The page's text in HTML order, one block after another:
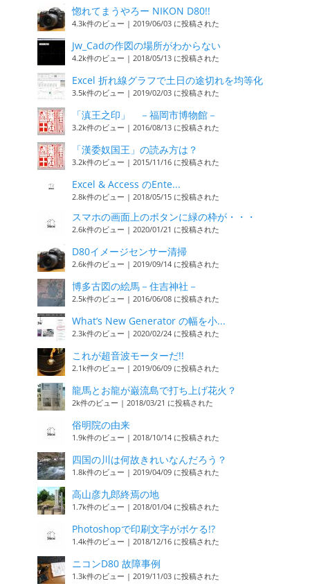
惚れてまうやろー NIKON D80!!
4.3k件のビュー | 2019/06/03 に投稿された
Jw_Cadの作図の場所がわからない
4.2k件のビュー | 2018/05/13 に投稿された
Excel 折れ線グラフで土日の途切れを均等化
3.5k件のビュー | 2019/02/03 に投稿された
「滇王之印」 －福岡市博物館－
3.2k件のビュー | 2016/08/13 に投稿された
「漢委奴国王」の読み方は？
3.2k件のビュー | 2015/11/16 に投稿された
Excel & Access のEnte...
2.8k件のビュー | 2018/05/15 に投稿された
スマホの画面上のボタンに緑の枠が・・・
2.6k件のビュー | 2020/01/21 に投稿された
D80イメージセンサー清掃
2.6k件のビュー | 2019/09/14 に投稿された
博多古図の絵馬－住吉神社－
2.5k件のビュー | 2016/06/08 に投稿された
What’s New Generator の幅を小...
2.3k件のビュー | 2020/02/24 に投稿された
これが超音波モーターだ!!
2.1k件のビュー | 2019/06/09 に投稿された
龍馬とお龍が巌流島で打ち上げ花火？
2k件のビュー | 2018/03/21 に投稿された
俗明院の由来
1.9k件のビュー | 2018/10/14 に投稿された
四国の川は何故きれいなんだろう？
1.8k件のビュー | 2019/04/09 に投稿された
高山彦九郎終焉の地
1.7k件のビュー | 2018/01/04 に投稿された
Photoshopで印刷文字がボケる!?
1.4k件のビュー | 2018/12/16 に投稿された
ニコンD80 故障事例
1.3k件のビュー | 2019/11/03 に投稿された